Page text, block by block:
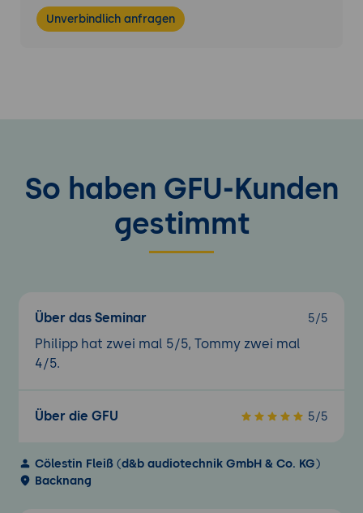
verschiedenen Quellen
Datenvorbereitung
Erstellen von Dashboards
Tableau - Erweiterte Möglichkeiten und
Anwendungen
Arbeiten mit Ansichten
Erstellung von Sätzen
Einführung und Nutzung von Trendlinien
Datenexport
Veröffentlichung von Reports
Rechtemanagement
Unverbindlich anfragen
So haben GFU-Kunden
gestimmt
Über das Seminar 5/5
Philipp hat zwei mal 5/5, Tommy zwei mal
4/5.
Über die GFU 5/5
Cölestin Fleiß(d&b audiotechnik GmbH & Co. KG)
Backnang